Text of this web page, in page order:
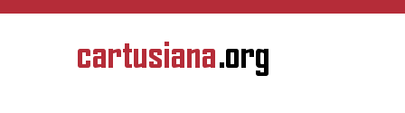
Overslaan en naar de inhoud gaan
CARTUSIANA
Geschiedenis
van de